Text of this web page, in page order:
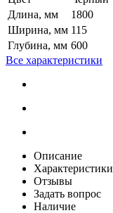
Длина, мм
1800
Ширина, мм 115
Глубина, мм 600
Все характеристики
Описание
Характеристики
Отзывы
Задать вопрос
Наличие